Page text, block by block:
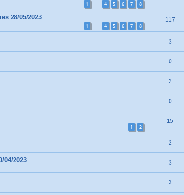
1 4 5 6 7 8
28/05/2023
1 4 5 6 7 8
117
3
0
2
0
1 2
15
2
04/2023 3
3